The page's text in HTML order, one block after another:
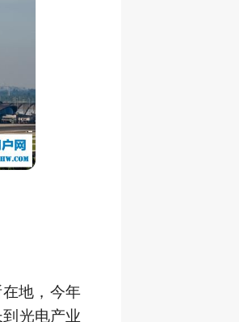
地，今年
光电产业